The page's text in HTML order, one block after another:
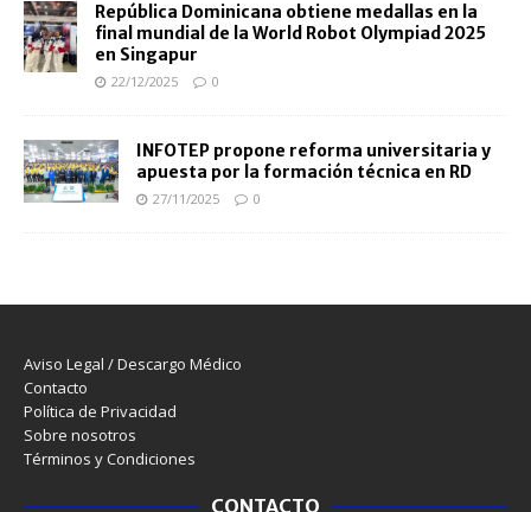
República Dominicana obtiene medallas en la
final mundial de la World Robot Olympiad 2025
en Singapur
22/12/2025 0
INFOTEP propone reforma universitaria y
apuesta por la formación técnica en RD
27/11/2025 0
Aviso Legal / Descargo Médico
Contacto
Política de Privacidad
Sobre nosotros
Términos y Condiciones
CONTACTO